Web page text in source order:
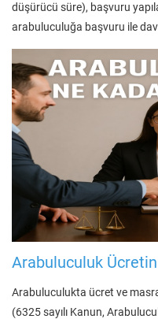
düşürücü süre), başvuru
arabuluculuğa başvuru ile
Arabuluculuk
Arabuluculukta ücret ve
(6325 sayılı Kanun,